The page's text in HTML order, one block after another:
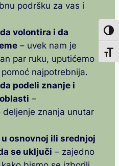
podršku za vas i
volontira i da
– uvek nam je
par ruku, uputićemo
najpotrebnija.
podeli znanje i
–
deljenje znanja unutar
u osnovnoj ili srednjoj
se uključi – zajedno